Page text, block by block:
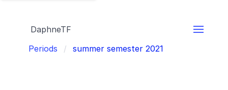
DaphneTF
Periods
summer semester 2021